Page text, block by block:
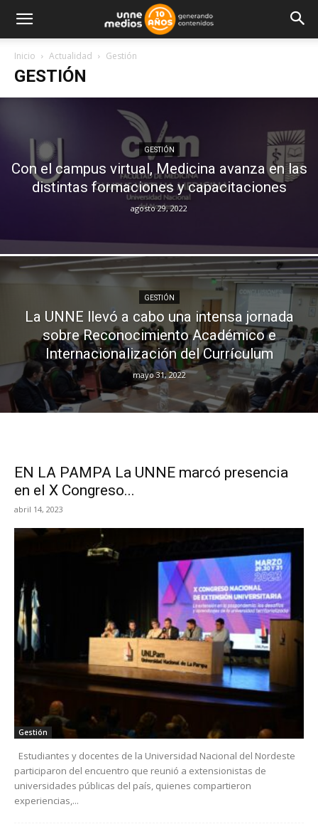
Inicio Actualidad Gestión
GESTIÓN
GESTIÓN
Con el campus virtual, Medicina avanza en las
distintas formaciones y capacitaciones
agosto 29, 2022
GESTIÓN
La UNNE llevó a cabo una intensa jornada
sobre Reconocimiento Académico e
Internacionalización del Currículum
mayo 31, 2022
EN LA PAMPA La UNNE marcó presencia
en el X Congreso...
abril 14, 2023
Gestión
Estudiantes y docentes de la Universidad Nacional del Nordeste
participaron del encuentro que reunió a extensionistas de
universidades públicas del país, quienes compartieron
experiencias,...